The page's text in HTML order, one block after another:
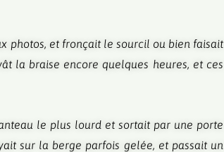
photos, et fronçait le sourcil ou bien faisait
la braise encore quelques heures, et ces
le plus lourd et sortait par une porte
sur la berge parfois gelée, et passait un